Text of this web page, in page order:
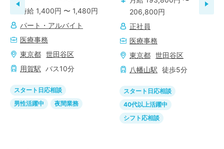
時給 1,400円 〜 1,480円
パート・アルバイト
医療事務
東京都 世田谷区
用賀駅 バス10分
スタート日応相談
男性活躍中
夜間業務
206,800円
正社員
医療事務
東京都 世田谷区
八幡山駅 徒歩5分
スタート日応相談
40代以上活躍中
シフト応相談